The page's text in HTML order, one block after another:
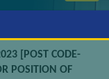
[POST CODE-
POSITION OF